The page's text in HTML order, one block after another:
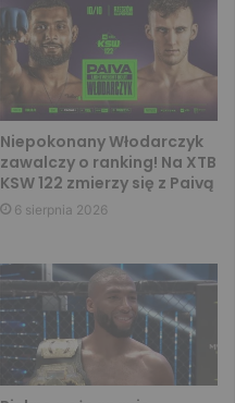
Niepokonany Włodarczyk
zawalczy o ranking! Na XTB
KSW 122 zmierzy się z Paivą
6 sierpnia 2026